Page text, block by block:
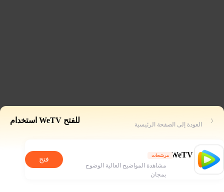
للفتح WeTV استخدام العودة إلى الصفحة الرئيسية
WeTV مرشحات
مشاهدة المواضيح العالية الوضوح
بمجان
فتح